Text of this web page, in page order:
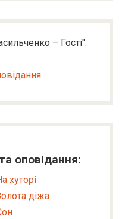
– Гості":
оповідання:
хуторі
діжа